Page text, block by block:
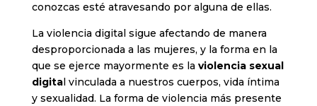
conozcas esté atravesando por alguna de ellas.
La violencia digital sigue afectando de manera
desproporcionada a las mujeres, y la forma en la
que se ejerce mayormente es la violencia sexual
digital vinculada a nuestros cuerpos, vida íntima
y sexualidad. La forma de violencia más presente